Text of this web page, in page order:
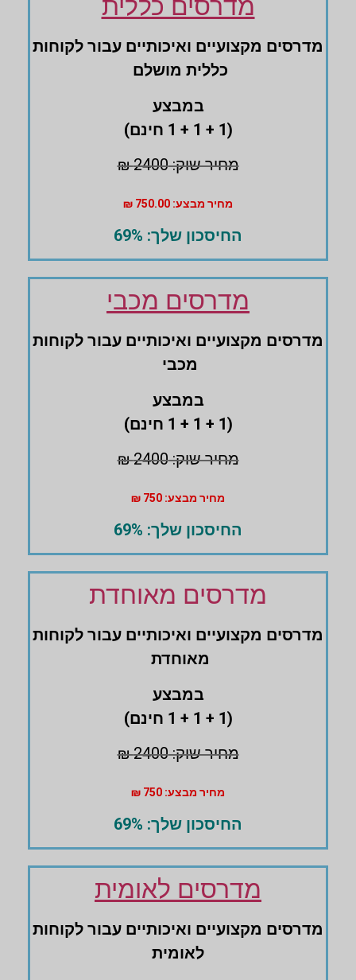
מדרסים כללית
מדרסים ‏מקצועיים ‏ואיכותיים עבור לקוחות
‏כללית מושלם
במבצע
(1 + 1 + 1 חינם)
מחיר שוק: 2400 ₪
מחיר מבצע: 750.00 ₪
החיסכון שלך: 69%
מדרסים מכבי
מדרסים ‏מקצועיים ואיכותיים עבור לקוחות
מכבי
במבצע
(1 + 1 + 1 חינם)
מחיר שוק: 2400 ₪
מחיר מבצע: 750 ₪
החיסכון שלך: 69%
מדרסים מאוחדת
מדרסים ‏מקצועיים ואיכותיים עבור לקוחות
מאוחדת
במבצע
(1 + 1 + 1 חינם)
מחיר שוק: 2400 ₪
מחיר מבצע: 750 ₪
החיסכון שלך: 69%
מדרסים לאומית
מדרסים ‏מקצועיים ואיכותיים עבור לקוחות
לאומית